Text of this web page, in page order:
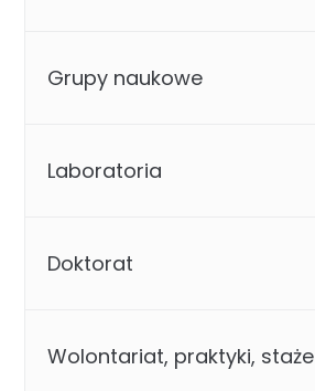
Grupy naukowe
Laboratoria
Doktorat
Wolontariat, praktyki, staże